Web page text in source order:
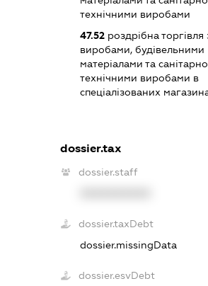
технічними виробами
47.52роздрібна торгівля
виробами, будівельними
матеріалами та
технічними виробами в
спеціалізованих
dossier.tax
dossier.staff
dossier.taxDebt
dossier.missingData
dossier.esvDebt